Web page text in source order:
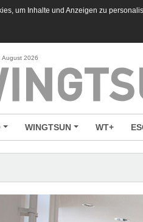
um Inhalte und Anzeigen zu
August 2026
WINGTSUN WT+